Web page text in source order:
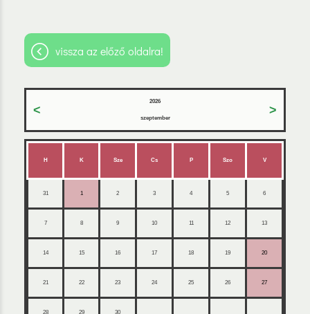
<
2026
szeptember
>
H K Sze Cs P Szo V
31 1 2 3 4 5 6
7 8 9 10 11 12 13
14 15 16 17 18 19 20
21 22 23 24 25 26 27
28 29 30
vissza az előző oldalra!